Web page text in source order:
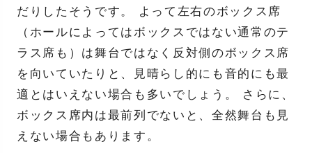
だりしたそうです。 よって左右のボックス席
（ホールによってはボックスではない通常のテ
ラス席も）は舞台ではなく反対側のボックス席
を向いていたりと、見晴らし的にも音的にも最
適とはいえない場合も多いでしょう。 さらに、
ボックス席内は最前列でないと、全然舞台も見
えない場合もあります。